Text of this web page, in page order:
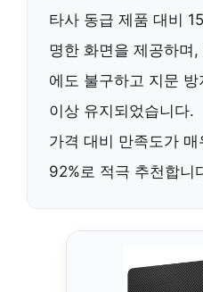
타사 동급 제품 대비
명한 화면을 제공하며,
에도 불구하고 지문
이상 유지되었습니다.
가격 대비 만족도가 매
92% 로 적극 추천합니